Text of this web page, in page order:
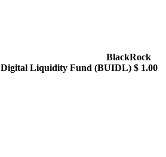
BlackRock
Liquidity Fund (BUIDL) $ 1.00